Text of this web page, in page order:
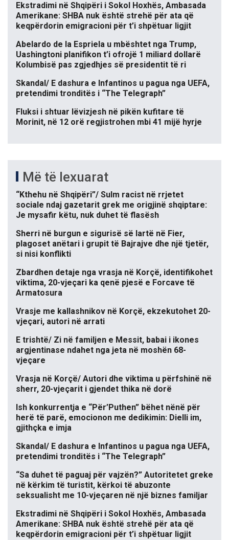
Ekstradimi në Shqipëri i Sokol Hoxhës, Ambasada
Amerikane: SHBA nuk është strehë për ata që
keqpërdorin emigracioni për t’i shpëtuar ligjit
Abelardo de la Espriela u mbështet nga Trump,
Uashingtoni planifikon t’i ofrojë 1 miliard dollarë
Kolumbisë pas zgjedhjes së presidentit të ri
Skandal/ E dashura e Infantinos u pagua nga UEFA,
pretendimi tronditës i “The Telegraph”
Fluksi i shtuar lëvizjesh në pikën kufitare të
Morinit, në 12 orë regjistrohen mbi 41 mijë hyrje
Më të lexuarat
“Kthehu në Shqipëri”/ Sulm racist në rrjetet
sociale ndaj gazetarit grek me origjinë shqiptare:
Je mysafir këtu, nuk duhet të flasësh
Sherri në burgun e sigurisë së lartë në Fier,
plagoset anëtari i grupit të Bajrajve dhe një tjetër,
si nisi konflikti
Zbardhen detaje nga vrasja në Korçë, identifikohet
viktima, 20-vjeçari ka qenë pjesë e Forcave të
Armatosura
Vrasje me kallashnikov në Korçë, ekzekutohet 20-
vjeçari, autori në arrati
E trishtë/ Zi në familjen e Messit, babai i ikones
argjentinase ndahet nga jeta në moshën 68-
vjeçare
Vrasja në Korçë/ Autori dhe viktima u përfshinë në
sherr, 20-vjeçarit i gjendet thika në dorë
Ish konkurrentja e “Për’Puthen” bëhet nënë për
herë të parë, emocionon me dedikimin: Dielli im,
gjithçka e imja
Skandal/ E dashura e Infantinos u pagua nga UEFA,
pretendimi tronditës i “The Telegraph”
“Sa duhet të paguaj për vajzën?” Autoritetet greke
në kërkim të turistit, kërkoi të abuzonte
seksualisht me 10-vjeçaren në një biznes familjar
Ekstradimi në Shqipëri i Sokol Hoxhës, Ambasada
Amerikane: SHBA nuk është strehë për ata që
keqpërdorin emigracioni për t’i shpëtuar ligjit